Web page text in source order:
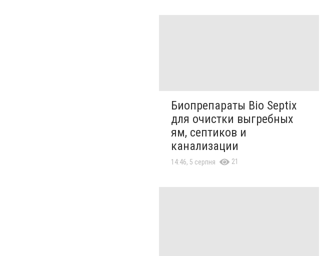
Биопрепараты Bio Septix
для очистки выгребных
ям, септиков и
канализации
14:46, 5 серпня 21